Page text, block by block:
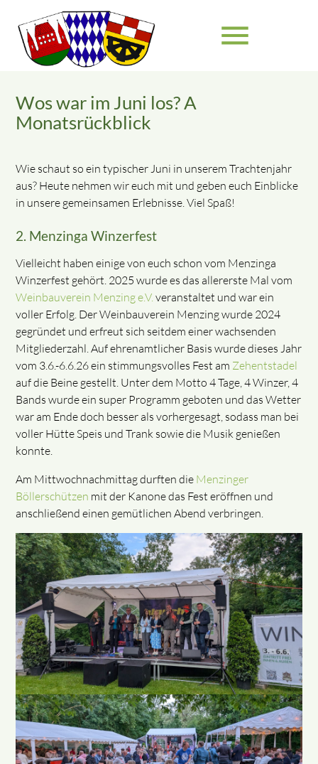
menu
Suchbegriffe
Wos war im Juni los? A
Monatsrückblick
Wie schaut so ein typischer Juni in unserem Trachtenjahr
aus? Heute nehmen wir euch mit und geben euch Einblicke
in unsere gemeinsamen Erlebnisse. Viel Spaß!
2. Menzinga Winzerfest
Vielleicht haben einige von euch schon vom Menzinga
Winzerfest gehört. 2025 wurde es das allererste Mal vom
Weinbauverein Menzing e.V.veranstaltet und war ein
voller Erfolg. Der Weinbauverein Menzing wurde 2024
gegründet und erfreut sich seitdem einer wachsenden
Mitgliederzahl. Auf ehrenamtlicher Basis wurde dieses Jahr
vom 3.6.-6.6.26 ein stimmungsvolles Fest am Zehentstadel
auf die Beine gestellt. Unter dem Motto 4 Tage, 4 Winzer, 4
Bands wurde ein super Programm geboten und das Wetter
war am Ende doch besser als vorhergesagt, sodass man bei
voller Hütte Speis und Trank sowie die Musik genießen
konnte.
Am Mittwochnachmittag durften die Menzinger
Böllerschützen mit der Kanone das Fest eröffnen und
anschließend einen gemütlichen Abend verbringen.